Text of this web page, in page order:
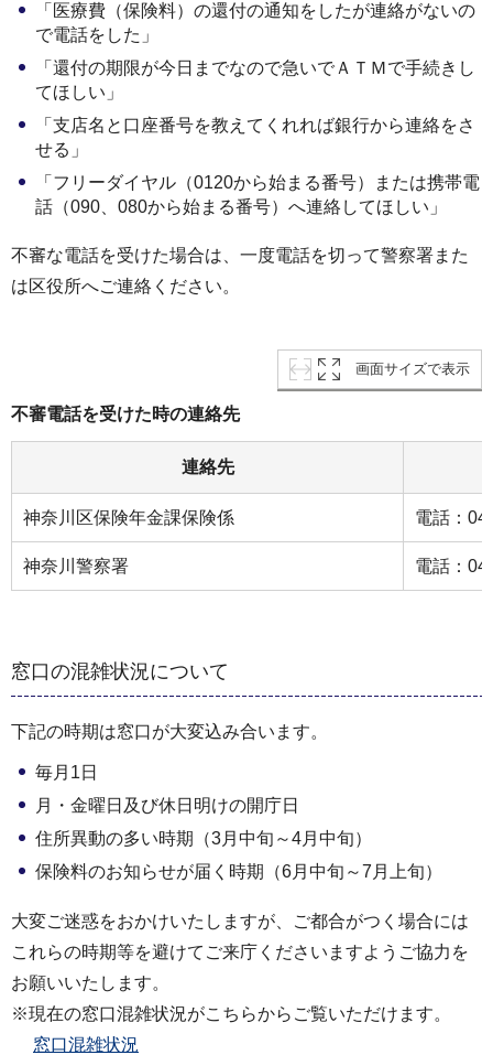
「医療費（保険料）の還付の通知をしたが連絡がないの
で電話をした」
「還付の期限が今日までなので急いでＡＴＭで手続きし
てほしい」
「支店名と口座番号を教えてくれれば銀行から連絡をさ
せる」
「フリーダイヤル（0120から始まる番号）または携帯電
話（090、080から始まる番号）へ連絡してほしい」
不審な電話を受けた場合は、一度電話を切って警察署また
は区役所へご連絡ください。
画面サイズで表示
不審電話を受けた時の連絡先
連絡先
神奈川区保険年金課保険係 電話：
神奈川警察署 電話：
窓口の混雑状況について
下記の時期は窓口が大変込み合います。
毎月1日
月・金曜日及び休日明けの開庁日
住所異動の多い時期（3月中旬～4月中旬）
保険料のお知らせが届く時期（6月中旬～7月上旬）
大変ご迷惑をおかけいたしますが、ご都合がつく場合には
これらの時期等を避けてご来庁くださいますようご協力を
お願いいたします。
※現在の窓口混雑状況がこちらからご覧いただけます。
窓口混雑状況